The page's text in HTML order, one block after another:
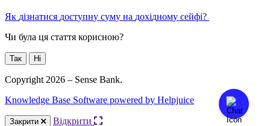
Як дізнатися доступну суму на дохідному сейфі?
Чи була ця стаття корисною?
Так Ні
Copyright 2026 – Sense Bank.
Knowledge Base Software powered by Helpjuice
Закрити Відкрити